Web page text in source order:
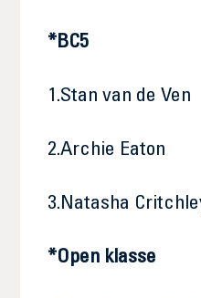
*BC5
1.Stan van de Ven
2.Archie Eaton
3.Natasha
*Open klasse